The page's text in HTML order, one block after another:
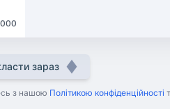
зараз
з нашою Політикою конфіденційності